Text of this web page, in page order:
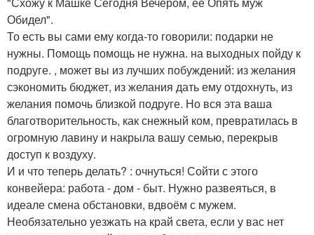
Обидел".
То есть вы сами ему когда-то говорили: подарки не
нужны. Помощь помощь не нужна. на выходных пойду к
подруге. , может вы из лучших побуждений: из желания
сэкономить бюджет, из желания дать ему отдохнуть, из
желания помочь близкой подруге. Но вся эта ваша
благотворительность, как снежный ком, превратилась в
огромную лавину и накрыла вашу семью, перекрыв
доступ к воздуху.
И и что теперь делать? : очнуться! Сойти с этого
конвейера: работа - дом - быт. Нужно развеяться, в
идеале смена обстановки, вдвоём с мужем.
Необязательно уезжать на край света, если у вас нет